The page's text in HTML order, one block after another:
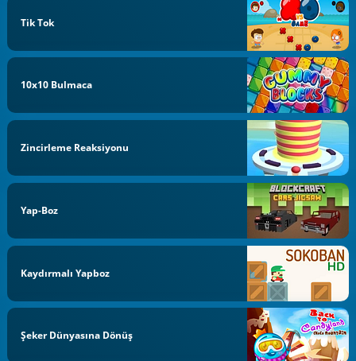
Tik Tok
10x10 Bulmaca
Zincirleme Reaksiyonu
Yap-Boz
Kaydırmalı Yapboz
Şeker Dünyasına Dönüş